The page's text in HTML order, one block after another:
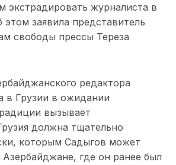
экстрадировать журналиста в
заявила представитель
свободы прессы Тереза
редактора
в Грузии в ожидании
вызывает
должна тщательно
которым Садыгов может
Азербайджане, где он ранее был